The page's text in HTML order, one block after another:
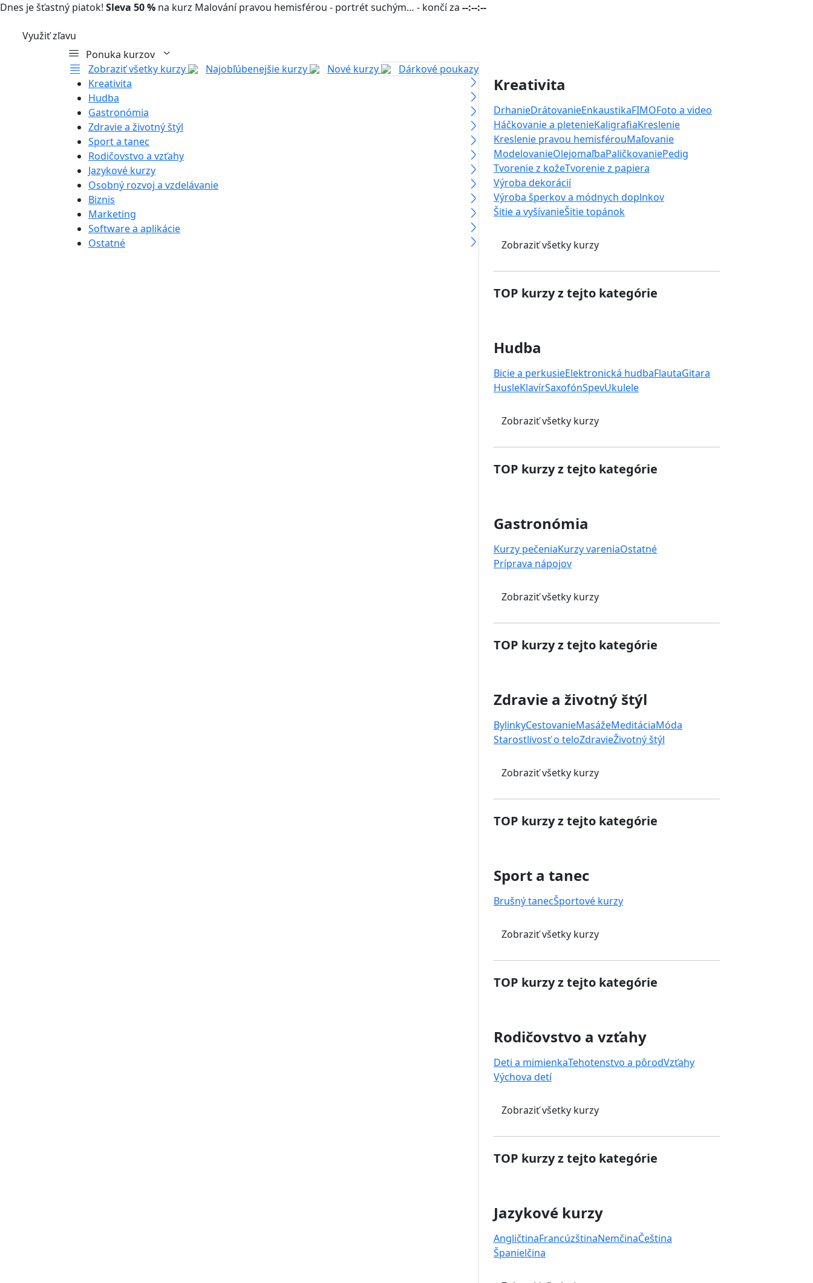
Dnes je šťastný piatok! Sleva 50 % na kurz Malování pravou hemisférou - portrét suchým… - končí za --:--:--
Využiť zľavu
Ponuka kurzov
Zobraziť všetky kurzy
Najobľúbenejšie kurzy Nové kurzy
Dárkové poukazy
Kreativita
Hudba
Gastronómia
Zdravie a životný štýl
Sport a tanec
Rodičovstvo a vzťahy
Jazykové kurzy
Osobný rozvoj a vzdelávanie
Biznis
Marketing
Software a aplikácie
Ostatné
Kreativita
DrhanieDrátovanieEnkaustikaFIMOFoto a video
Háčkovanie a pletenieKaligrafiaKreslenie
Kreslenie pravou hemisférouMaľovanie
ModelovanieOlejomaľbaPaličkovaniePedig
Tvorenie z kožeTvorenie z papiera
Výroba dekorácií
Výroba šperkov a módnych doplnkov
Šitie a vyšívanieŠitie topánok
Zobraziť všetky kurzy
TOP kurzy z tejto kategórie
Hudba
Bicie a perkusieElektronická hudbaFlautaGitara
HusleKlavírSaxofónSpevUkulele
Zobraziť všetky kurzy
TOP kurzy z tejto kategórie
Gastronómia
Kurzy pečeniaKurzy vareniaOstatné
Príprava nápojov
Zobraziť všetky kurzy
TOP kurzy z tejto kategórie
Zdravie a životný štýl
BylinkyCestovanieMasážeMeditáciaMóda
Starostlivosť o teloZdravieŽivotný štýl
Zobraziť všetky kurzy
TOP kurzy z tejto kategórie
Sport a tanec
Brušný tanecŠportové kurzy
Zobraziť všetky kurzy
TOP kurzy z tejto kategórie
Rodičovstvo a vzťahy
Deti a mimienkaTehotenstvo a pôrodVzťahy
Výchova detí
Zobraziť všetky kurzy
TOP kurzy z tejto kategórie
Jazykové kurzy
AngličtinaFrancúzštinaNemčinaČeština
Španielčina